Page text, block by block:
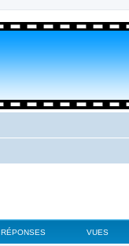
RÉPONSES VUES